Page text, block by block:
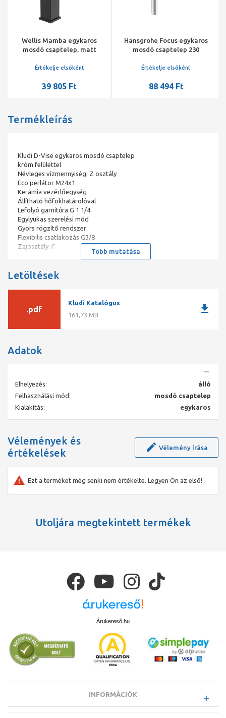
Wellis Mamba egykaros
mosdó csaptelep, matt
lefolyó szelep nélkül
Értékelje elsőként
39 805 Ft
Hansgrohe Focus egykaros
mosdó csaptelep 230
króm
Értékelje elsőként
88 494 Ft
Termékleírás
Kludi D-Vise egykaros mosdó csaptelep
króm felülettel
Névleges vízmennyiség: Z osztály
Eco perlátor M24x1
Kerámia vezérlőegység
Állítható hőfokhatárolóval
Lefolyó garnitúra G 1 1/4
Egylyukas szerelési mód
Gyors rögzítő rendszer
Flexibilis csatlakozás G3/8
Zajosztály: I"
Több mutatása
Letöltések
.pdf
Kludi Katalógus
161,73 MB
download
Adatok
Elhelyezés:
álló
Felhasználási mód:
mosdó csaptelep
Kialakítás:
egykaros
Vélemények és
értékelések
Vélemény írása
Ezt a terméket még senki nem értékelte. Legyen Ön az első!
Utoljára megtekintett termékek
Árukereső.hu
INFORMÁCIÓK